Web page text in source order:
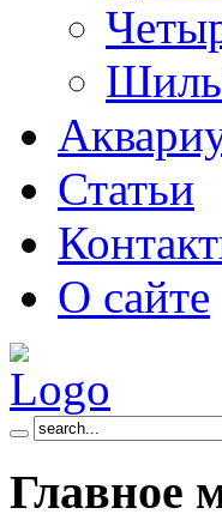
Статьи
О сайте
Главное